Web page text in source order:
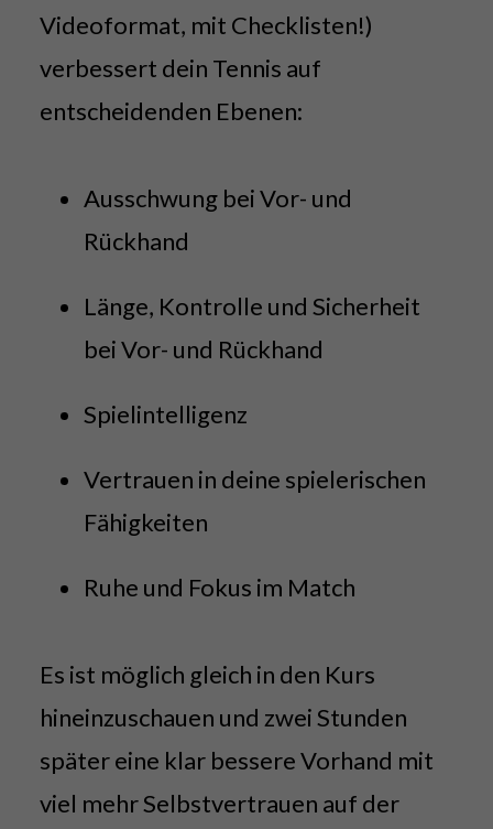
Videoformat, mit Checklisten!)
verbessert dein Tennis auf
entscheidenden Ebenen:
Ausschwung bei Vor- und
Rückhand
Länge, Kontrolle und Sicherheit
bei Vor- und Rückhand
Spielintelligenz
Vertrauen in deine spielerischen
Fähigkeiten
Ruhe und Fokus im Match
Es ist möglich gleich in den Kurs
hineinzuschauen und zwei Stunden
später eine klar bessere Vorhand mit
viel mehr Selbstvertrauen auf der